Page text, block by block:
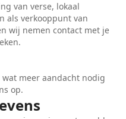
van verse, lokaal
als verkooppunt van
wij nemen contact met je
meer aandacht nodig
op.